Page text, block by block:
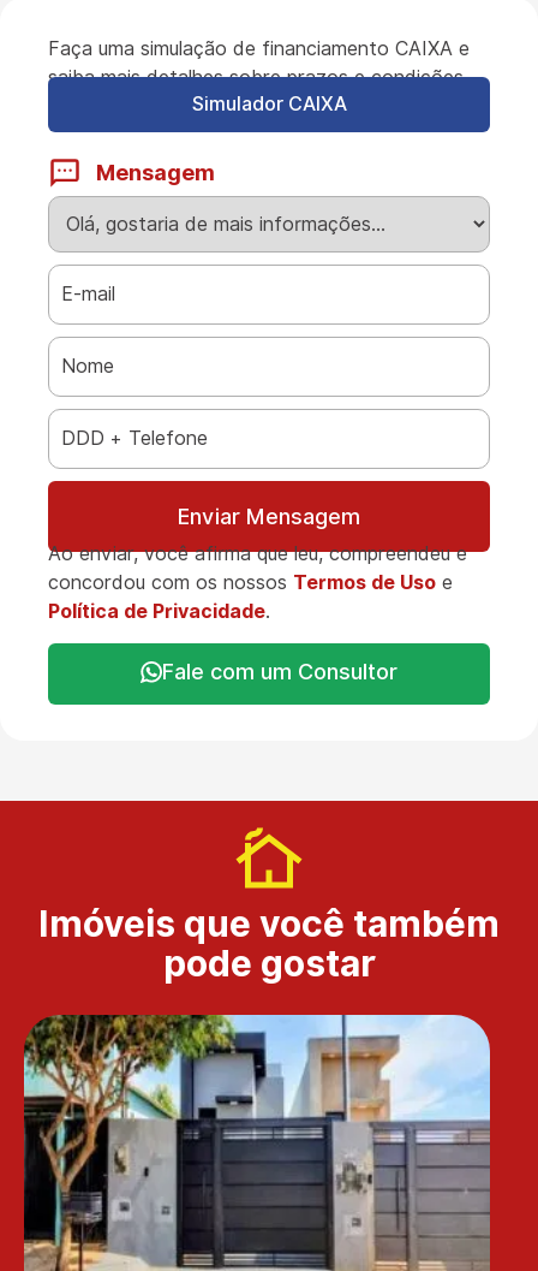
Faça uma simulação de financiamento CAIXA e
saiba mais detalhes sobre prazos e condições.
Simulador CAIXA
Mensagem
Enviar Mensagem
Ao enviar, você afirma que leu, compreendeu e
concordou com os nossos Termos de Uso e
Política de Privacidade.
Fale com um Consultor
Imóveis que você também
pode gostar